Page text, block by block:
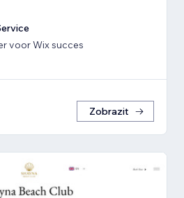
voor Wix succes
Zobrazit